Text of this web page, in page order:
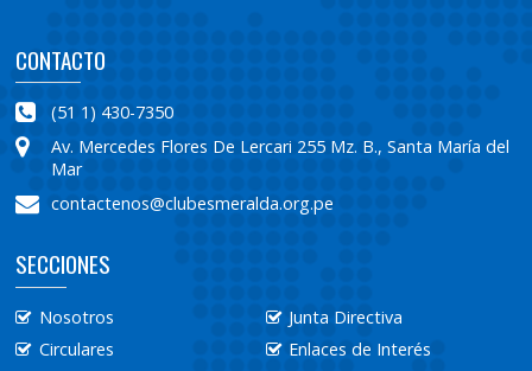
CONTACTO
(51 1) 430-7350
Av. Mercedes Flores De Lercari 255 Mz. B., Santa María del
Mar
contactenos@clubesmeralda.org.pe
SECCIONES
Nosotros
Junta Directiva
Circulares
Enlaces de Interés